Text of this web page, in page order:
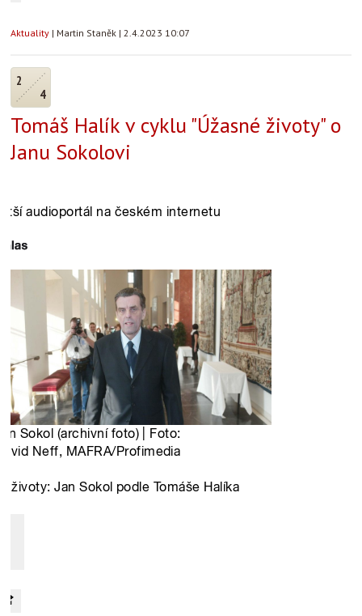
Aktuality | Martin Staněk | 2.4.2023 10:07
2
4
Tomáš Halík v cyklu "Úžasné životy" o
Janu Sokolovi